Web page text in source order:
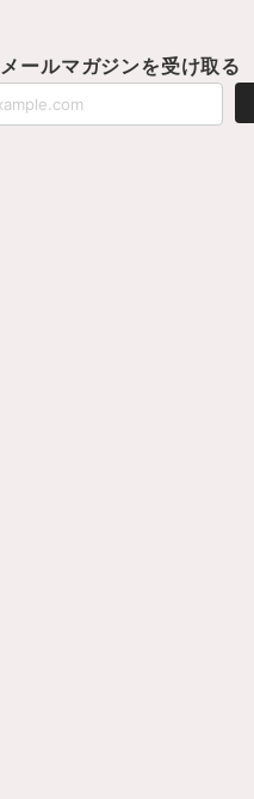
メールマガジンを受け取る